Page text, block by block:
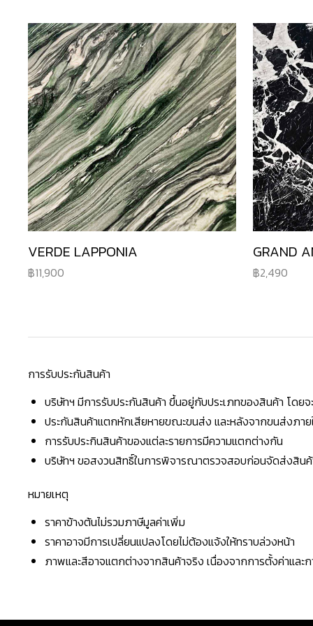
VERDE LAPPONIA
11,900
GRAND
2,490
การรับประกันสินค้า
บริษัทฯ มีการรับประกันสินค้า ขึ้นอยู่กับประเภทของสินค้า โด
ประกันสินค้าแตกหักเสียหายขณะขนส่ง และหลังจากขนส่งภาย
การรับประกินสินค้าของแต่ละรายการมีความแตกต่างกัน
บริษัทฯ ขอสงวนสิทธิ์ในการพิจารณาตรวจสอบก่อนจัดส่งสินค้
หมายเหตุ
ราคาข้างต้นไม่รวมภาษีมูลค่าเพิ่ม
ราคาอาจมีการเปลี่ยนแปลงโดยไม่ต้องแจ้งให้ทราบล่วงหน้า
ภาพและสีอาจแตกต่างจากสินค้าจริง เนื่องจากการตั้งค่าและ